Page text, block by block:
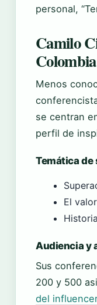
personal,
Camilo
Colombia
Menos
se centran
perfil de
Temática
El
Audiencia y
Sus
200 y 500
del